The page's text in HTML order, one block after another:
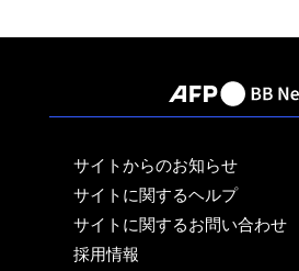
サイトからのお知らせ
サイトに関するヘルプ
サイトに関するお問い合わせ
採用情報